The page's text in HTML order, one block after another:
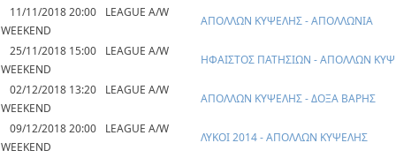
11/11/2018 20:00
LEAGUE A/W
WEEKEND
ΑΠΟΛΛΩΝ ΚΥΨΕΛΗΣ - ΑΠΟΛΛΩΝΙΑ
25/11/2018 15:00
LEAGUE A/W
WEEKEND
ΗΦΑΙΣΤΟΣ ΠΑΤΗΣΙΩΝ - ΑΠΟΛΛΩΝ
02/12/2018 13:20
LEAGUE A/W
WEEKEND
ΑΠΟΛΛΩΝ ΚΥΨΕΛΗΣ - ΔΟΞΑ ΒΑΡΗΣ
09/12/2018 20:00
LEAGUE A/W
WEEKEND
ΛΥΚΟΙ 2014 - ΑΠΟΛΛΩΝ ΚΥΨΕΛΗΣ